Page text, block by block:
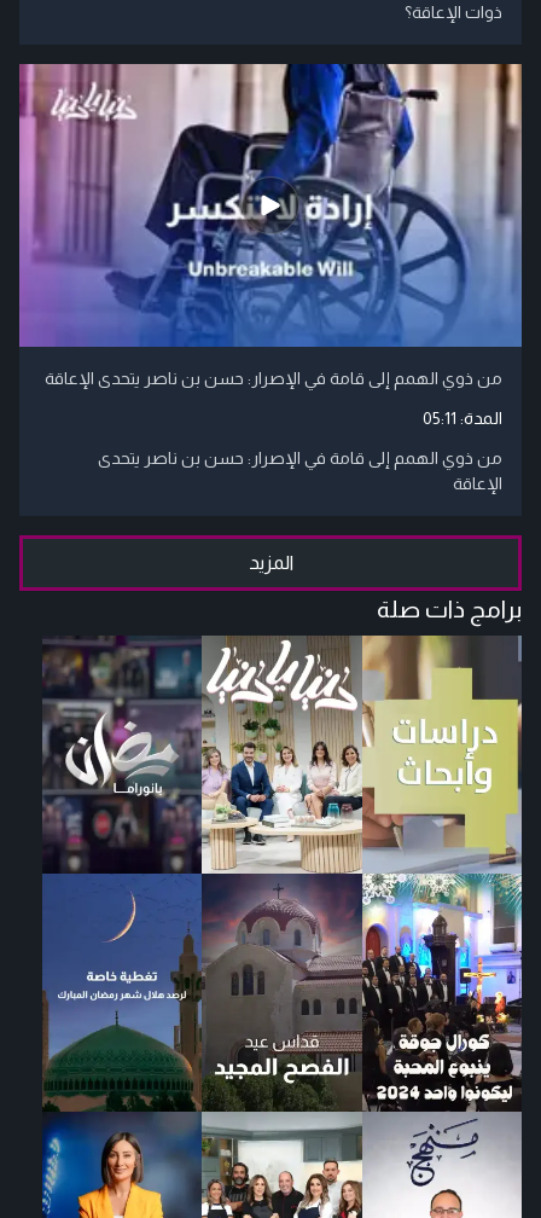
ذوات الإعاقة؟
من ذوي الهمم إلى قامة في الإصرار: حسن بن ناصر يتحدى الإعاقة
المدة: 05:11
من ذوي الهمم إلى قامة في الإصرار: حسن بن ناصر يتحدى
الإعاقة
المزيد
برامج ذات صلة